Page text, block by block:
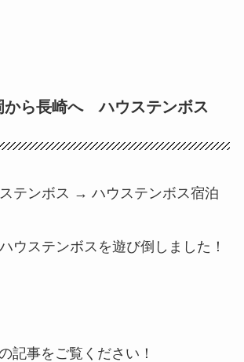
ら長崎へ ハウステンボス
テンボス → ハウステンボス宿泊
ウステンボスを遊び倒しました！
記事をご覧ください！